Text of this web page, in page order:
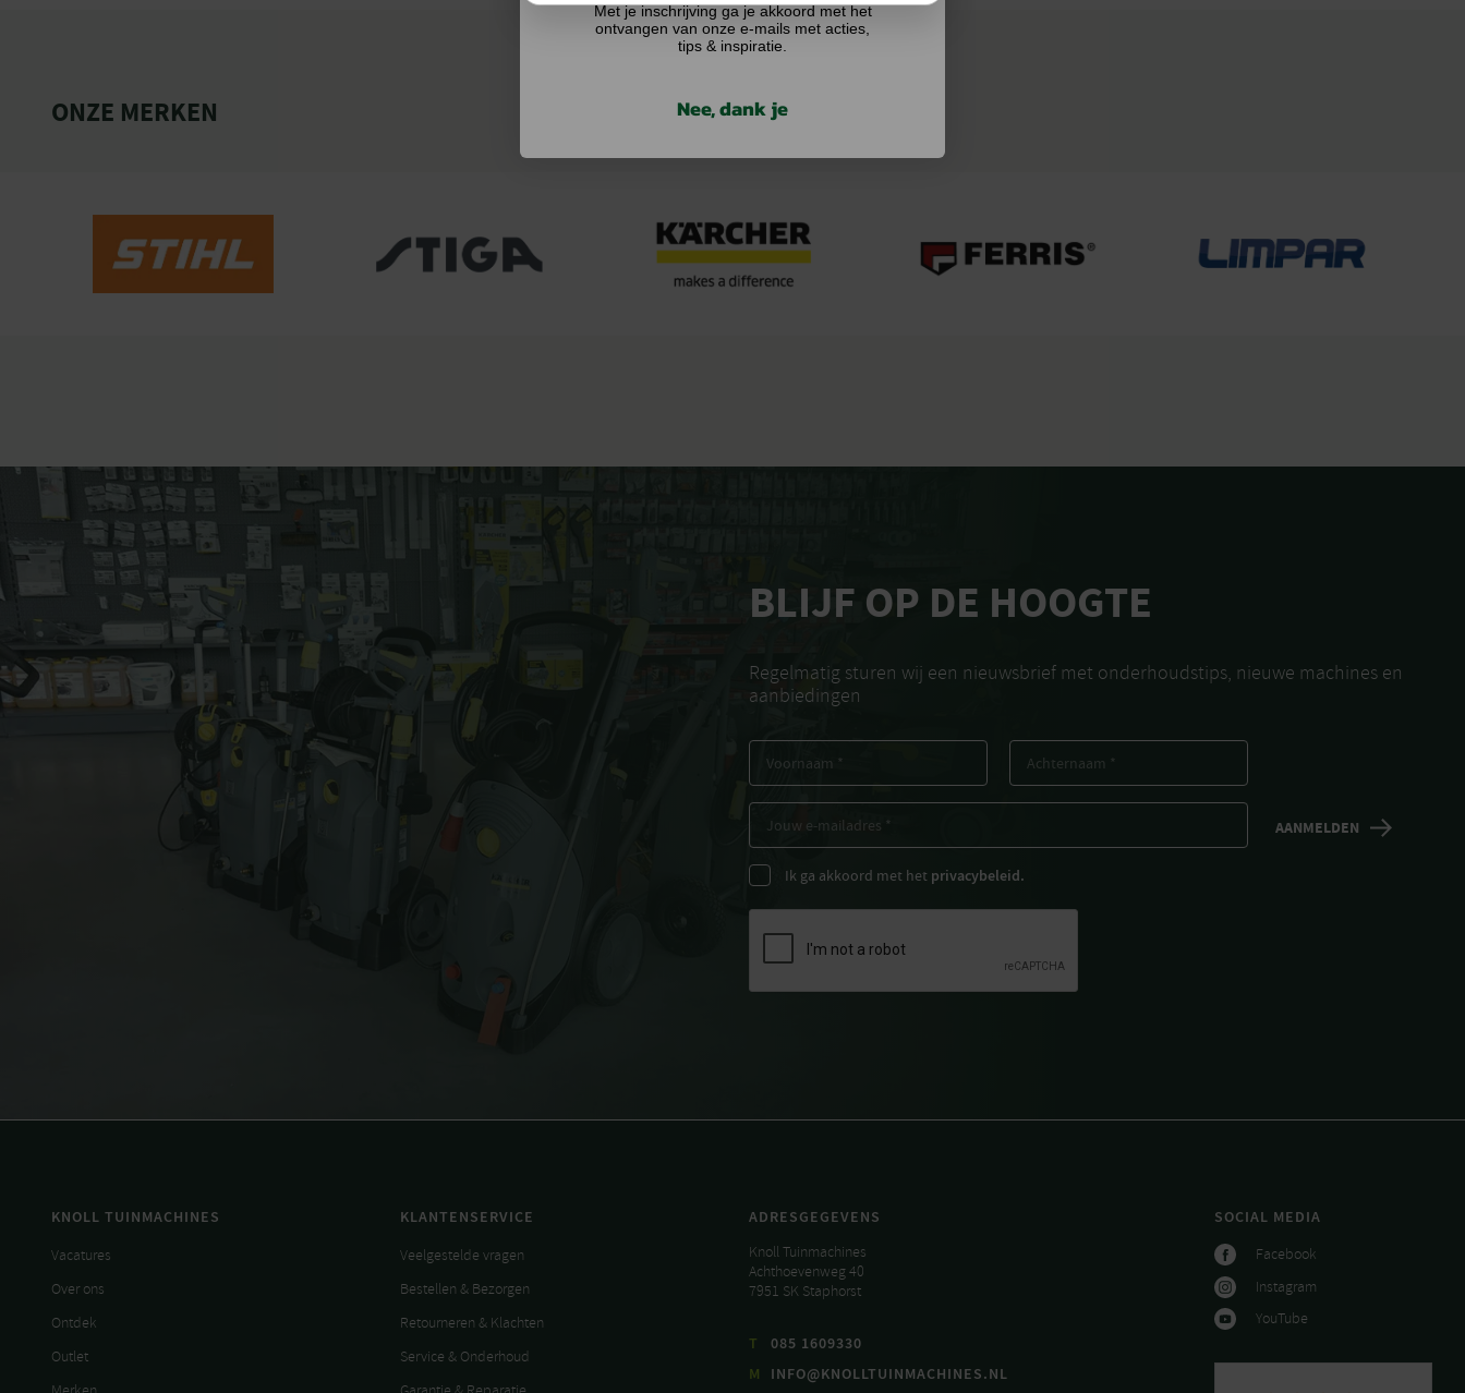
ONZE MERKEN
BLIJF OP DE HOOGTE
Regelmatig sturen wij een nieuwsbrief met onderhoudstips, nieuwe machines en
aanbiedingen
Ik ga akkoord met het privacybeleid.
KNOLL TUINMACHINES
Vacatures
Over ons
Ontdek
Outlet
KLANTENSERVICE
Veelgestelde vragen
Bestellen & Bezorgen
Retourneren & Klachten
Service & Onderhoud
ADRESGEGEVENS
Knoll Tuinmachines
Achthoevenweg 40
7951 SK Staphorst
T
085 1609330
M
INFO@KNOLLTUINMACHINES.NL
SOCIAL MEDIA
Facebook
Instagram
YouTube
Met je inschrijving ga je akkoord met het
ontvangen van onze e-mails met acties,
tips & inspiratie.
Nee, dank je